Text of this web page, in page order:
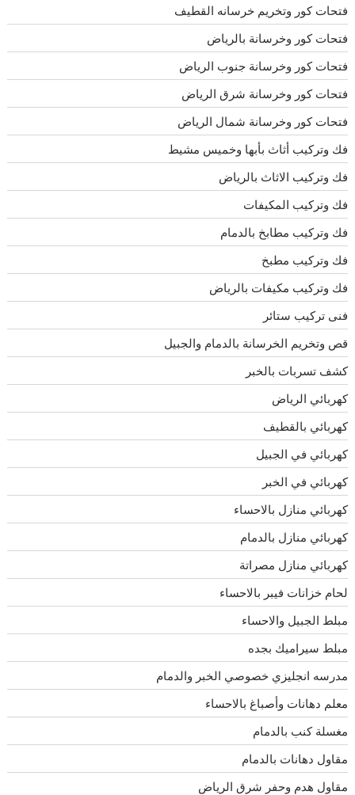
فتحات كور وتخريم خرسانه القطيف
فتحات كور وخرسانة بالرياض
فتحات كور وخرسانة جنوب الرياض
فتحات كور وخرسانة شرق الرياض
فتحات كور وخرسانة شمال الرياض
فك وتركيب أثاث بأبها وخميس مشيط
فك وتركيب الاثاث بالرياض
فك وتركيب المكيفات
فك وتركيب مطابخ بالدمام
فك وتركيب مطبخ
فك وتركيب مكيفات بالرياض
فنى تركيب ستائر
قص وتخريم الخرسانة بالدمام والجبيل
كشف تسربات بالخبر
كهربائي الرياض
كهربائي بالقطيف
كهربائي في الجبيل
كهربائي في الخبر
كهربائي منازل بالاحساء
كهربائي منازل بالدمام
كهربائي منازل مصراتة
لحام خزانات فيبر بالاحساء
مبلط الجبيل والاحساء
مبلط سيراميك بجده
مدرسه انجليزي خصوصي الخبر والدمام
معلم دهانات وأصباغ بالاحساء
مغسلة كنب بالدمام
مقاول دهانات بالدمام
مقاول هدم وحفر شرق الرياض